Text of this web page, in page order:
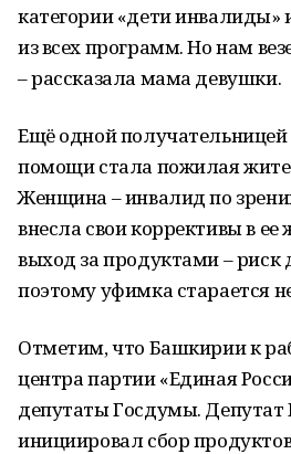
категории «дети
из всех программ. Но нам
– рассказала мама девушки.
Ещё одной получательницей
помощи стала пожилая
Женщина – инвалид по
внесла свои коррективы в
выход за продуктами – риск
поэтому уфимка старается
Отметим, что Башкирии к
центра партии «Единая
депутаты Госдумы. Депутат
инициировал сбор